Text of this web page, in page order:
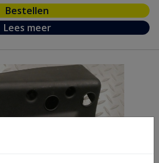
Bestellen
Lees meer